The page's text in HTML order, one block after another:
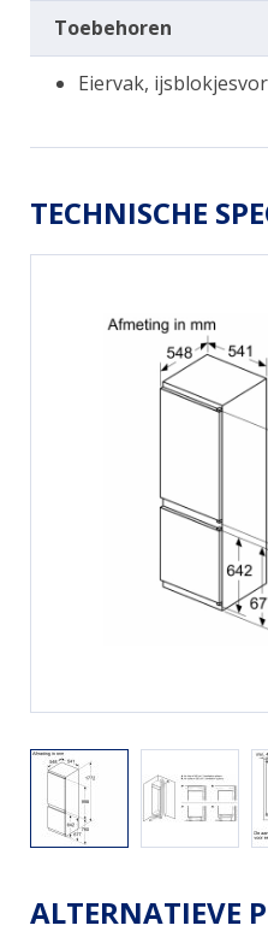
Toebehoren
Eiervak,
TECHNISCHE
ALTERNATIEVE